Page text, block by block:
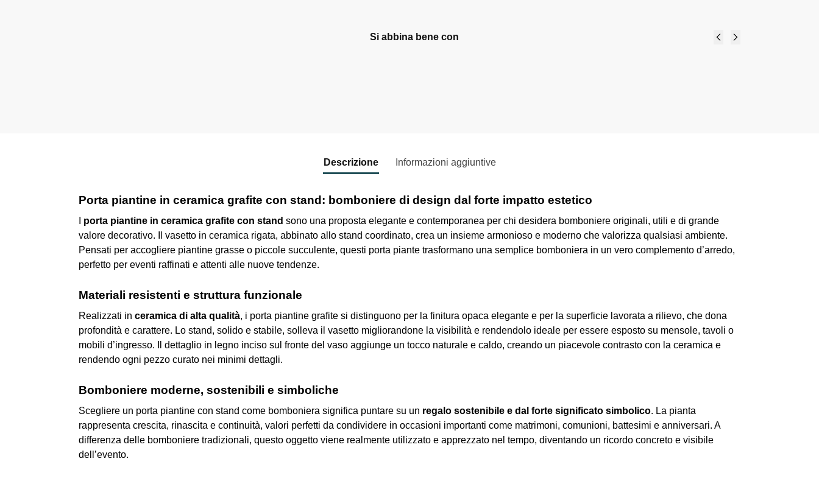
Si abbina bene con
Descrizione Informazioni aggiuntive
Porta piantine in ceramica grafite con stand: bomboniere di design dal forte impatto estetico
porta piantine in ceramica grafite con stand sono una proposta elegante e contemporanea per chi desidera bomboniere originali, utili e di grande
valore decorativo. Il vasetto in ceramica rigata, abbinato allo stand coordinato, crea un insieme armonioso e moderno che valorizza qualsiasi ambiente.
Pensati per accogliere piantine grasse o piccole succulente, questi porta piante trasformano una semplice bomboniera in un vero complemento d’arredo,
perfetto per eventi raffinati e attenti alle nuove tendenze.
Materiali resistenti e struttura funzionale
Realizzati in ceramica di alta qualità, i porta piantine grafite si distinguono per la finitura opaca elegante e per la superficie lavorata a rilievo, che dona
profondità e carattere. Lo stand, solido e stabile, solleva il vasetto migliorandone la visibilità e rendendolo ideale per essere esposto su mensole, tavoli o
mobili d’ingresso. Il dettaglio in legno inciso sul fronte del vaso aggiunge un tocco naturale e caldo, creando un piacevole contrasto con la ceramica e
rendendo ogni pezzo curato nei minimi dettagli.
Bomboniere moderne, sostenibili e simboliche
Scegliere un porta piantine con stand come bomboniera significa puntare su un regalo sostenibile e dal forte significato simbolico. La pianta
rappresenta crescita, rinascita e continuità, valori perfetti da condividere in occasioni importanti come matrimoni, comunioni, battesimi e anniversari. A
differenza delle bomboniere tradizionali, questo oggetto viene realmente utilizzato e apprezzato nel tempo, diventando un ricordo concreto e visibile
dell’evento.